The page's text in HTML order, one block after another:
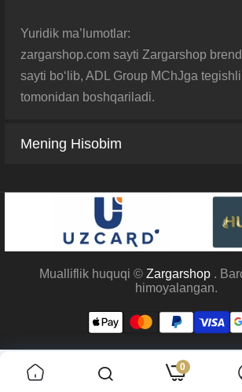
Yuridik ma’lumotlar:
zargarshop.com sayti Zargarshop
sayti bo‘lib, ADL Group MChJga
tomonidan boshqariladi.
Mening Hisobim
Mualliflik huquqi © Zargarshop .
himoyalangan.
0